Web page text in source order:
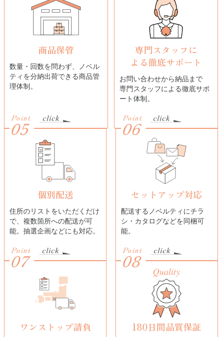
商品保管
数量・回数を問わず、ノベル
ティを分納出荷できる商品管
理体制。
専門スタッフに
よる徹底サポート
お問い合わせから納品まで
専門スタッフによる徹底サポ
ート体制。
Point
05
個別配送
住所のリストをいただくだけ
で、複数箇所への配送が可
能。抽選企画などにも対応。
Point
06
セットアップ対応
配送するノベルティにチラ
シ・カタログなどを同梱可
能。
Point
07
ワンストップ請負
Point
08
180日間品質保証